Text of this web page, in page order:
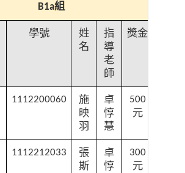
B1a組
學號
姓
名
指
導
老
師
獎金
1112200060
施
映
羽
卓
惇
慧
500
元
1112212033
張
斯
卓
惇
300
元